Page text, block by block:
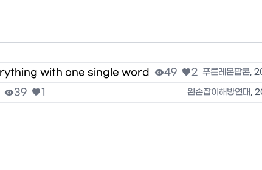
with one single word 49 2 푸른레몬팝콘,
39 1 왼손잡이해방연대,